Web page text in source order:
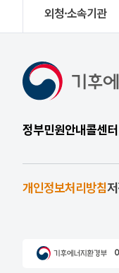
외청·소속기관
정부민원안내콜센
개인정보처리방침